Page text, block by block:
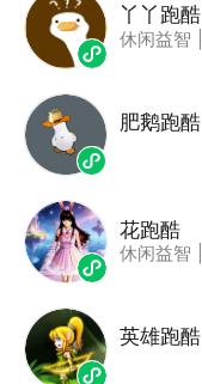
丫丫跑酷
休闲益智
肥鹅跑酷
花跑酷
休闲益智
英雄跑酷